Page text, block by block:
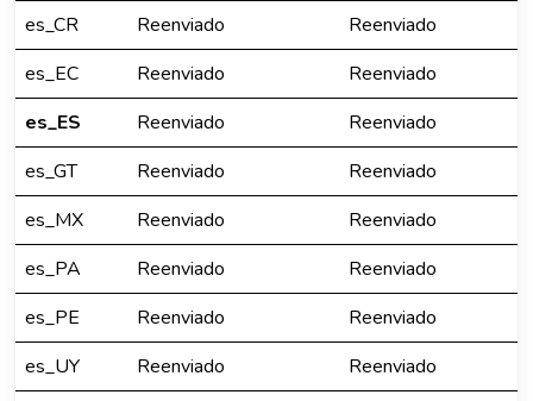
es_CR
Reenviado
Reenviado
es_EC
Reenviado
Reenviado
es_ES
Reenviado
Reenviado
es_GT
Reenviado
Reenviado
es_MX
Reenviado
Reenviado
es_PA
Reenviado
Reenviado
es_PE
Reenviado
Reenviado
es_UY
Reenviado
Reenviado